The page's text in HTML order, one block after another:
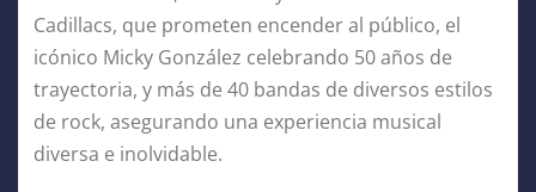
Cadillacs, que prometen encender al público, el
icónico Micky González celebrando 50 años de
trayectoria, y más de 40 bandas de diversos estilos
de rock, asegurando una experiencia musical
diversa e inolvidable.